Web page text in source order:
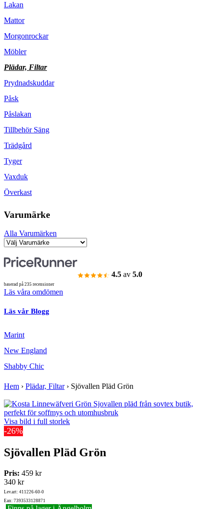
Lakan
Mattor
Morgonrockar
Möbler
Plädar, Filtar
Prydnadskuddar
Påsk
Påslakan
Tillbehör Säng
Trädgård
Tyger
Vaxduk
Överkast
Varumärke
Alla Varumärken
4.5 av 5.0
baserad på 235 recensioner
Läs våra omdömen
Läs vår Blogg
Marint
New England
Shabby Chic
Hem › Plädar, Filtar› Sjövallen Pläd Grön
Visa bild i full storlek
-26%
Sjövallen Pläd Grön
Pris: 459 kr
340 kr
Lev.art: 411226-60-0
Ean: 7393533128871